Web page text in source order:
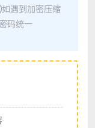
遇到加密压缩
码统一